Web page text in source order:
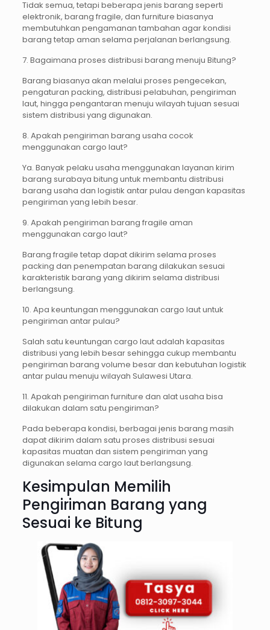
Tidak semua, tetapi beberapa jenis barang seperti
elektronik, barang fragile, dan furniture biasanya
membutuhkan pengamanan tambahan agar kondisi
barang tetap aman selama perjalanan berlangsung.
7. Bagaimana proses distribusi barang menuju Bitung?
Barang biasanya akan melalui proses pengecekan,
pengaturan packing, distribusi pelabuhan, pengiriman
laut, hingga pengantaran menuju wilayah tujuan sesuai
sistem distribusi yang digunakan.
8. Apakah pengiriman barang usaha cocok
menggunakan cargo laut?
Ya. Banyak pelaku usaha menggunakan layanan kirim
barang surabaya bitung untuk membantu distribusi
barang usaha dan logistik antar pulau dengan kapasitas
pengiriman yang lebih besar.
9. Apakah pengiriman barang fragile aman
menggunakan cargo laut?
Barang fragile tetap dapat dikirim selama proses
packing dan penempatan barang dilakukan sesuai
karakteristik barang yang dikirim selama distribusi
berlangsung.
10. Apa keuntungan menggunakan cargo laut untuk
pengiriman antar pulau?
Salah satu keuntungan cargo laut adalah kapasitas
distribusi yang lebih besar sehingga cukup membantu
pengiriman barang volume besar dan kebutuhan logistik
antar pulau menuju wilayah Sulawesi Utara.
11. Apakah pengiriman furniture dan alat usaha bisa
dilakukan dalam satu pengiriman?
Pada beberapa kondisi, berbagai jenis barang masih
dapat dikirim dalam satu proses distribusi sesuai
kapasitas muatan dan sistem pengiriman yang
digunakan selama cargo laut berlangsung.
Kesimpulan Memilih
Pengiriman Barang yang
Sesuai ke Bitung